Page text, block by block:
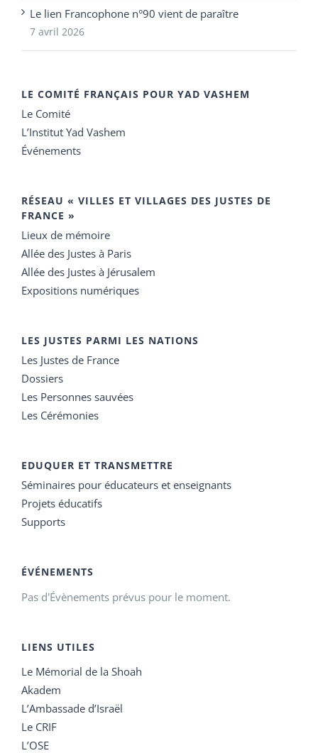
Le lien Francophone n°90 vient de paraître
7 avril 2026
LE COMITÉ FRANÇAIS POUR YAD VASHEM
Le Comité
L’Institut Yad Vashem
Événements
RÉSEAU « VILLES ET VILLAGES DES JUSTES DE
FRANCE »
Lieux de mémoire
Allée des Justes à Paris
Allée des Justes à Jérusalem
Expositions numériques
LES JUSTES PARMI LES NATIONS
Les Justes de France
Dossiers
Les Personnes sauvées
Les Cérémonies
EDUQUER ET TRANSMETTRE
Séminaires pour éducateurs et enseignants
Projets éducatifs
Supports
ÉVÉNEMENTS
Pas d'Évènements prévus pour le moment.
LIENS UTILES
Le Mémorial de la Shoah
Akadem
L’Ambassade d’Israël
Le CRIF
L’OSE